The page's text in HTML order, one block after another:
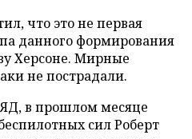
что это не первая
данного формирования
Херсоне. Мирные
не пострадали.
в прошлом месяце
сил Роберт